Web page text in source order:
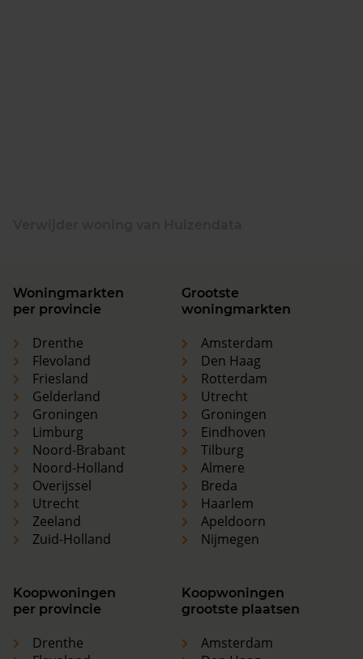
Woningmarkten
per provincie
Drenthe
Flevoland
Friesland
Gelderland
Groningen
Limburg
Noord-Brabant
Noord-Holland
Overijssel
Utrecht
Zeeland
Zuid-Holland
Grootste
woningmarkten
Amsterdam
Den Haag
Rotterdam
Utrecht
Groningen
Eindhoven
Tilburg
Almere
Breda
Haarlem
Apeldoorn
Nijmegen
Koopwoningen
per provincie
Drenthe
Koopwoningen
grootste plaatsen
Amsterdam